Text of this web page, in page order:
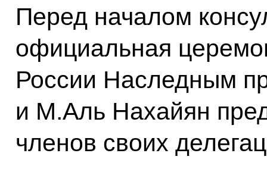
Перед началом
официальная
России Наследным
и М.Аль Нахайян
членов своих